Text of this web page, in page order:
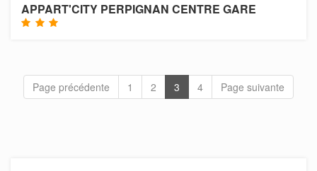
APPART'CITY PERPIGNAN CENTRE GARE
Page précédente 1 2 3 4 Page suivante